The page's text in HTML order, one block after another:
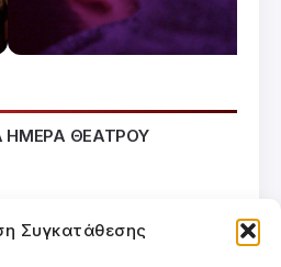
Συγκατάθεσης
ΗΜΕΡΑ ΘΕΑΤΡΟΥ